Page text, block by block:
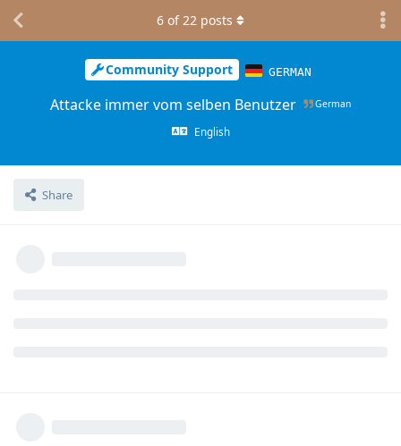
Community Support GERMAN
Attacke immer vom selben Benutzer German
English
Share
6 of22 posts